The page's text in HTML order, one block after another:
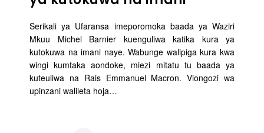
Serikali ya Ufaransa imeporomoka baada ya Waziri
Mkuu Michel Barnier kuenguliwa katika kura ya
kutokuwa na imani naye. Wabunge walipiga kura kwa
wingi kumtaka aondoke, miezi mitatu tu baada ya
kuteuliwa na Rais Emmanuel Macron. Viongozi wa
upinzani walileta hoja…